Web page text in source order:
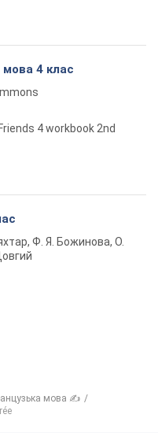
мова 4 клас
4 workbook 2nd
Ф. Я. Божинова, О.
мова ✍